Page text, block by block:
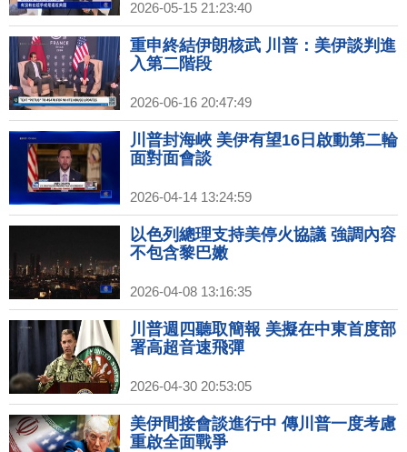
2026-05-15 21:23:40
重申終結伊朗核武 川普：美伊談判進
入第二階段
2026-06-16 20:47:49
川普封海峽 美伊有望16日啟動第二輪
面對面會談
2026-04-14 13:24:59
以色列總理支持美停火協議 強調內容
不包含黎巴嫩
2026-04-08 13:16:35
川普週四聽取簡報 美擬在中東首度部
署高超音速飛彈
2026-04-30 20:53:05
美伊間接會談進行中 傳川普一度考慮
重啟全面戰爭